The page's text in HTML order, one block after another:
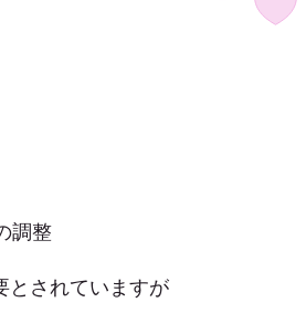
調整
とされていますが